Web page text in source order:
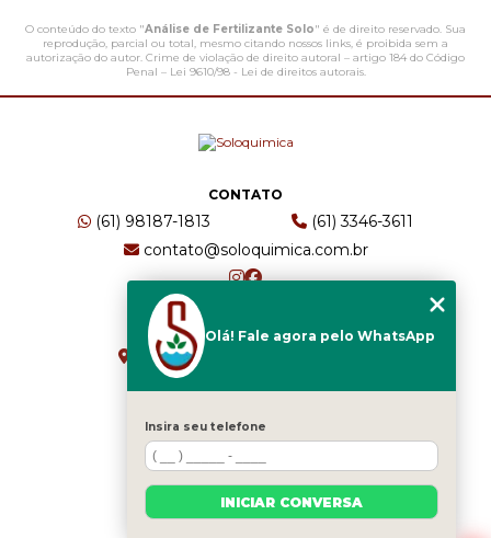
O conteúdo do texto "Análise de Fertilizante Solo" é de direito reservado. Sua
reprodução, parcial ou total, mesmo citando nossos links, é proibida sem a
autorização do autor. Crime de violação de direito autoral – artigo 184 do Código
Penal – Lei 9610/98 - Lei de direitos autorais.
CONTATO
(61) 98187-1813
(61) 3346-3611
contato@soloquimica.com.br
ENDEREÇO
CRS 511 Sul, Bl B, Sl 49 - Asa Sul
Brasília - DF - CEP: 70361-520
HOME
EMPRESA
SERVIÇOS
Olá! Fale agora pelo WhatsApp
Insira seu telefone
INICIAR CONVERSA